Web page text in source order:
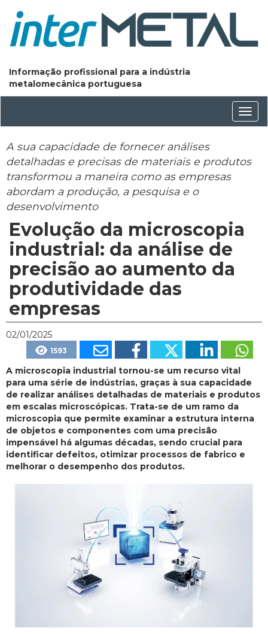
Informação profissional para a indústria
metalomecânica portuguesa
A sua capacidade de fornecer análises
detalhadas e precisas de materiais e produtos
transformou a maneira como as empresas
abordam a produção, a pesquisa e o
desenvolvimento
Evolução da microscopia
industrial: da análise de
precisão ao aumento da
produtividade das
empresas
02/01/2025
1593
A microscopia industrial tornou-se um recurso vital
para uma série de indústrias, graças à sua capacidade
de realizar análises detalhadas de materiais e produtos
em escalas microscópicas. Trata-se de um ramo da
microscopia que permite examinar a estrutura interna
de objetos e componentes com uma precisão
impensável há algumas décadas, sendo crucial para
identificar defeitos, otimizar processos de fabrico e
melhorar o desempenho dos produtos.